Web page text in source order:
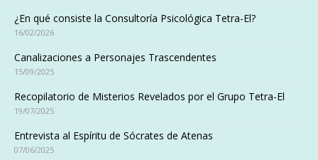
¿En qué consiste la Consultoría Psicológica Tetra-El?
16/02/2026
Canalizaciones a Personajes Trascendentes
15/09/2025
Recopilatorio de Misterios Revelados por el Grupo Tetra-El
19/07/2025
Entrevista al Espíritu de Sócrates de Atenas
07/06/2025